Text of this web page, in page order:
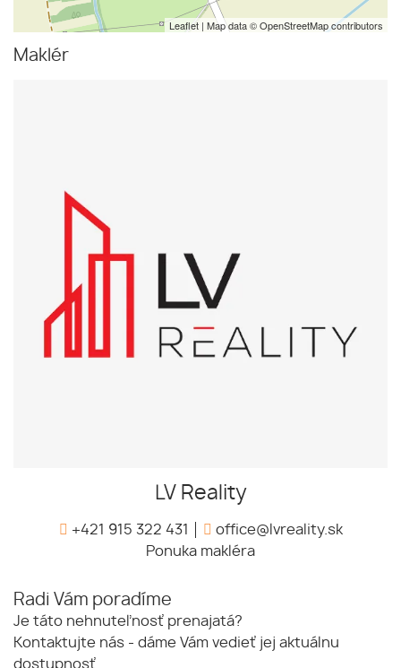
Leaflet | Map data ©OpenStreetMapcontributors
Maklér
LV Reality
+421 915 322 431
office@lvreality.sk
Ponuka makléra
Radi Vám poradíme
Je táto nehnuteľnosť prenajatá?
Kontaktujte nás - dáme Vám vedieť jej aktuálnu
dostupnosť.